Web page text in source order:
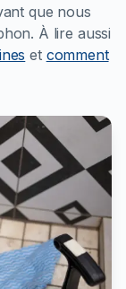
que nous
À lire aussi
et comment